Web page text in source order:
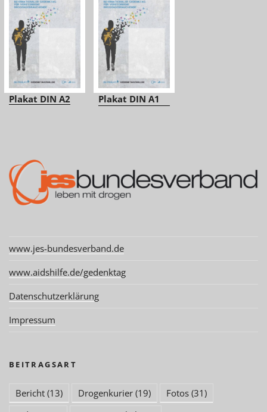
Plakat DIN A2 Plakat DIN A1
www.jes-bundesverband.de
www.aidshilfe.de/gedenktag
Datenschutzerklärung
Impressum
BEITRAGSART
Bericht (13) Drogenkurier (19) Fotos (31)